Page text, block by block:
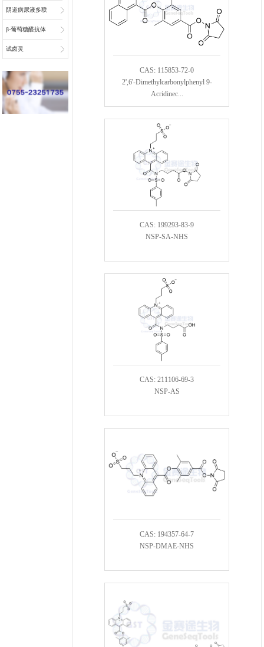
阴道病尿液多联
检底物
β-葡萄糖醛抗体
偶联物连接子
试卤灵
CAS: 115853-72-0
2',6'-Dimethylcarbonylphenyl 9-
Acridinec...
CAS: 199293-83-9
NSP-SA-NHS
CAS: 211106-69-3
NSP-AS
CAS: 194357-64-7
NSP-DMAE-NHS